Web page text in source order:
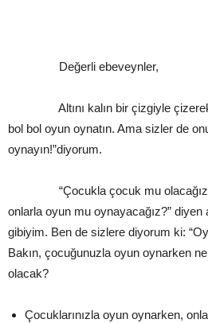
Değerli ebeveynler,
Altını kalın bir çizgiyle çizerek
bol bol oyun oynatın. Ama sizler de
oynayın!”diyorum.
“Çocukla çocuk mu olacağız?
onlarla oyun mu oynayacağız?” diyen
gibiyim. Ben de sizlere diyorum ki:
Bakın, çocuğunuzla oyun oynarken ne
olacak?
Çocuklarınızla oyun oynarken,